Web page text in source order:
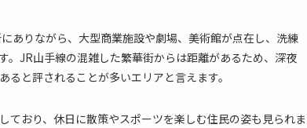
りながら、大型商業施設や劇場、美術館が点在し、洗練
。JR山手線の混雑した繁華街からは距離があるため、深夜
と評されることが多いエリアと言えます。
おり、休日に散策やスポーツを楽しむ住民の姿も見られま